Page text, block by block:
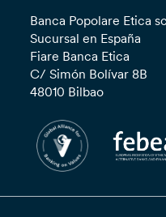
Banca Popolare Etica
Sucursal en España
Fiare Banca Etica
C/ Simón Bolívar 8B
48010 Bilbao